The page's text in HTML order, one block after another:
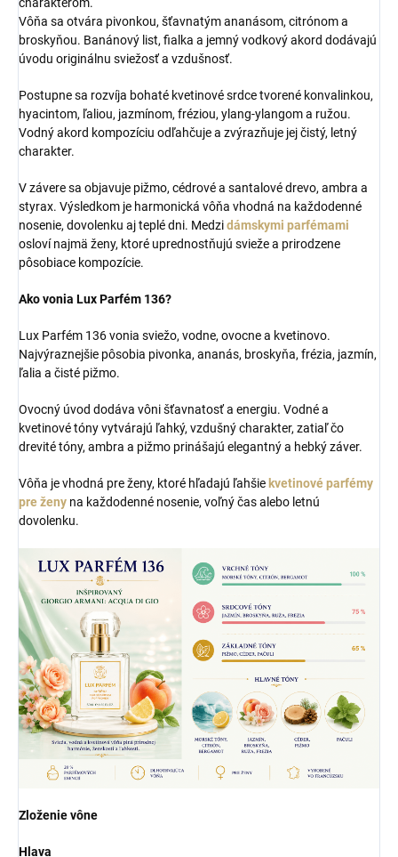
Vôňa sa otvára pivonkou, šťavnatým ananásom, citrónom a
broskyňou. Banánový list, fialka a jemný vodkový akord dodávajú
úvodu originálnu sviežosť a vzdušnosť.
Postupne sa rozvíja bohaté kvetinové srdce tvorené konvalinkou,
hyacintom, ľaliou, jazmínom, fréziou, ylang-ylangom a ružou.
Vodný akord kompozíciu odľahčuje a zvýrazňuje jej čistý, letný
charakter.
V závere sa objavuje pižmo, cédrové a santalové drevo, ambra a
styrax. Výsledkom je harmonická vôňa vhodná na každodenné
nosenie, dovolenku aj teplé dni. Medzidámskymi parfémami
osloví najmä ženy, ktoré uprednostňujú svieže a prirodzene
pôsobiace kompozície.
Ako vonia Lux Parfém 136?
Lux Parfém 136 vonia sviežo, vodne, ovocne a kvetinovo.
Najvýraznejšie pôsobia pivonka, ananás, broskyňa, frézia, jazmín,
ľalia a čisté pižmo.
Ovocný úvod dodáva vôni šťavnatosť a energiu. Vodné a
kvetinové tóny vytvárajú ľahký, vzdušný charakter, zatiaľ čo
drevité tóny, ambra a pižmo prinášajú elegantný a hebký záver.
Vôňa je vhodná pre ženy, ktoré hľadajú ľahšie kvetinové parfémy
pre ženy na každodenné nosenie, voľný čas alebo letnú
dovolenku.
Zloženie vône
Hlava